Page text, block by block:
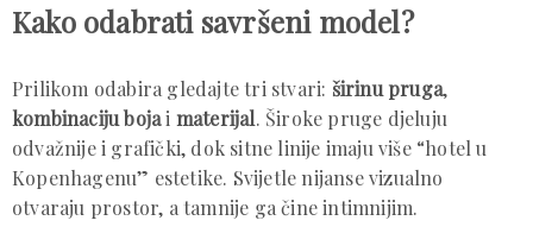
Kako odabrati savršeni model?
Prilikom odabira gledajte tri stvari: širinu pruga,
kombinaciju bojai materijal. Široke pruge djeluju
odvažnije i grafički, dok sitne linije imaju više “hotel u
Kopenhagenu” estetike. Svijetle nijanse vizualno
otvaraju prostor, a tamnije ga čine intimnijim.